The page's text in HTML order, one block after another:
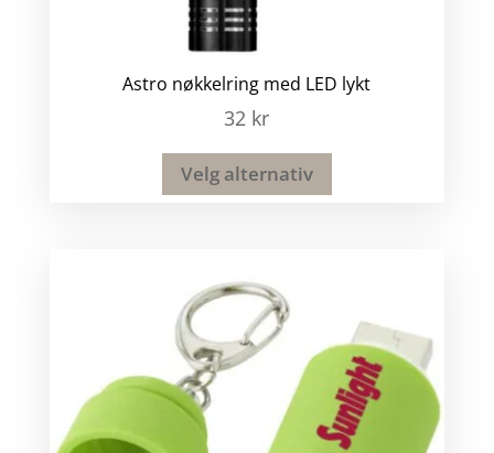
Astro nøkkelring med LED lykt
32 kr
Velg alternativ